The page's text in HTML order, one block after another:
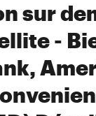
sur
-